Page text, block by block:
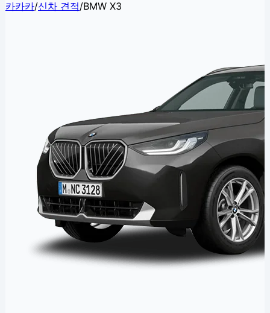
카카카/신차 견적/BMW X3